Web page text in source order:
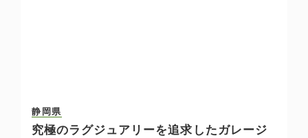
静岡県
究極のラグジュアリーを追求したガレージ